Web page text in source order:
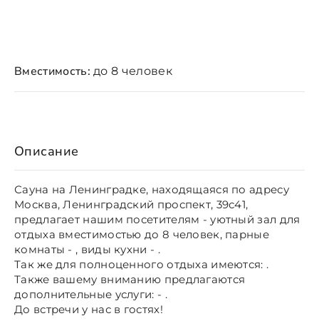
Описание
Сауна на Ленинградке, находящаяся по адресу
Москва, Ленинградский проспект, 39с41,
предлагает нашим посетителям - уютный зал для
отдыха вместимостью до 8 человек, парные
комнаты - , виды кухни - .
Так же для полноценного отдыха имеются: .
Также вашему вниманию предлагаются
дополнительные услуги: - .
До встречи у нас в гостях!
Вместимость: до 8 человек